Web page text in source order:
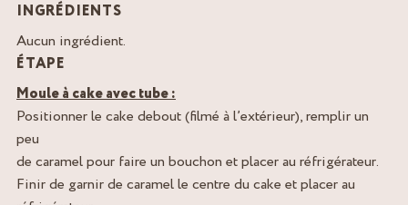
INGRÉDIENTS
Aucun ingrédient.
ÉTAPE
Moule à cake avec tube :
Positionner le cake debout (filmé à l’extérieur), remplir un
peu
de caramel pour faire un bouchon et placer au réfrigérateur.
Finir de garnir de caramel le centre du cake et placer au